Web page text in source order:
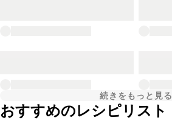
続きをもっと見る
おすすめのレシピリスト